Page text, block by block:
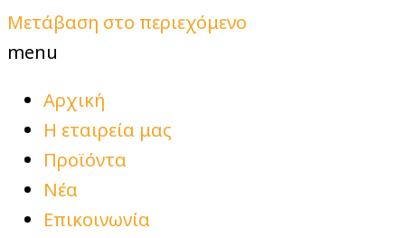
Μετάβαση στο περιεχόμενο
menu
Αρχική
Η εταιρεία μας
Προϊόντα
Νέα
Επικοινωνία